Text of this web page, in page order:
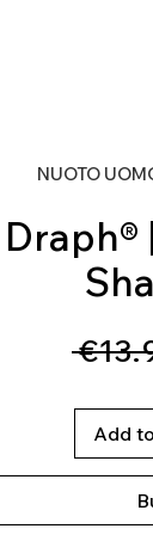
NUOTO
Draph®
Add